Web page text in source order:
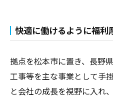
快適に働けるように福利
拠点を松本市に置き、長野
工事等を主な事業として手
と会社の成長を視野に入れ